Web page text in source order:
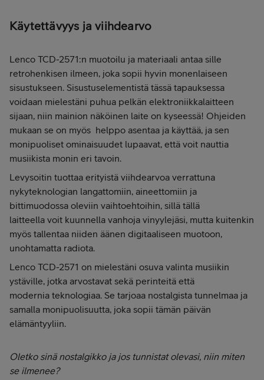
Käytettävyys ja viihdearvo
Lenco TCD-2571:n muotoilu ja materiaali antaa sille
retrohenkisen ilmeen, joka sopii hyvin monenlaiseen
sisustukseen. Sisustuselementistä tässä tapauksessa
voidaan mielestäni puhua pelkän elektroniikkalaitteen
sijaan, niin mainion näköinen laite on kyseessä! Ohjeiden
mukaan se on myös helppo asentaa ja käyttää, ja sen
monipuoliset ominaisuudet lupaavat, että voit nauttia
musiikista monin eri tavoin.
Levysoitin tuottaa erityistä viihdearvoa verrattuna
nykyteknologian langattomiin, aineettomiin ja
bittimuodossa oleviin vaihtoehtoihin, sillä tällä
laitteella voit kuunnella vanhoja vinyylejäsi, mutta kuitenkin
myös tallentaa niiden äänen digitaaliseen muotoon,
unohtamatta radiota.
Lenco TCD-2571 on mielestäni osuva valinta musiikin
ystäville, jotka arvostavat sekä perinteitä että
modernia teknologiaa. Se tarjoaa nostalgista tunnelmaa ja
samalla monipuolisuutta, joka sopii tämän päivän
elämäntyyliin.
Oletko sinä nostalgikko ja jos tunnistat olevasi, niin miten
se ilmenee?